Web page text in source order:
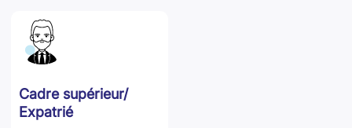
Cadre supérieur/
Expatrié